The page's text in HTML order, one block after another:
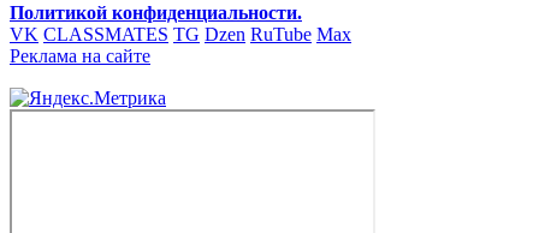
Политикой конфиденциальности.
VK CLASSMATES TG Dzen RuTube Max
Реклама на сайте